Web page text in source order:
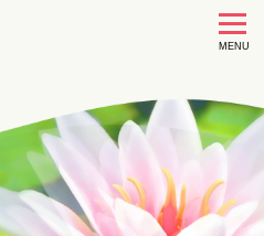
toggle
MENU